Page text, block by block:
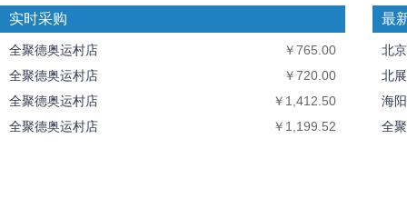
实时采购
全聚德奥运村店
￥765.00
全聚德奥运村店
￥720.00
全聚德奥运村店
￥1,412.50
全聚德奥运村店
￥1,199.52
最
北
北
海
全